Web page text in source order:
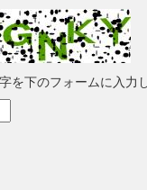
を下のフォームに入力